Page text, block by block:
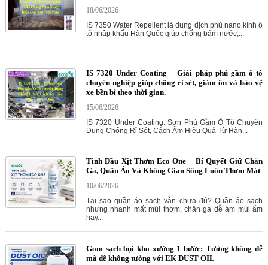
18/06/2026
IS 7350 Water Repellent là dung dịch phủ nano kính ô
tô nhập khẩu Hàn Quốc giúp chống bám nước,...
IS 7320 Under Coating – Giải pháp phủ gầm ô tô
chuyên nghiệp giúp chống rỉ sét, giảm ồn và bảo vệ
xe bền bỉ theo thời gian.
15/06/2026
IS 7320 Under Coating: Sơn Phủ Gầm Ô Tô Chuyên
Dụng Chống Rỉ Sét, Cách Âm Hiệu Quả Từ Hàn...
Tinh Dầu Xịt Thơm Eco One – Bí Quyết Giữ Chăn
Ga, Quần Áo Và Không Gian Sống Luôn Thơm Mát
10/06/2026
Tại sao quần áo sạch vẫn chưa đủ? Quần áo sạch
nhưng nhanh mất mùi thơm, chăn ga dễ ám mùi ẩm
hay...
Gom sạch bụi kho xưởng 1 bước: Tưởng không dễ
mà dễ không tưởng với EK DUST OIL